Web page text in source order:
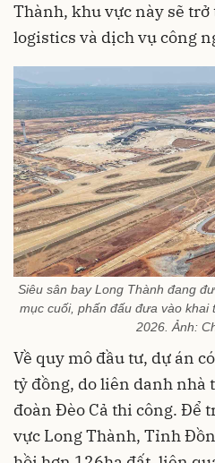
Thành, khu vực này sẽ
logistics và dịch vụ công
Siêu sân bay Long Thành đang
mục cuối, phấn đấu đưa vào khai
2026. Ảnh:
Về quy mô đầu tư, dự án
tỷ đồng, do liên danh nhà
đoàn Đèo Cả thi công. Để
vực Long Thành, Tỉnh